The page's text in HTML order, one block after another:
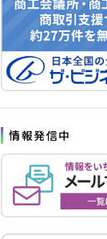
情報発信中